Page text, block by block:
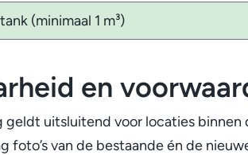
(minimaal 1 m³)
en
geldt uitsluitend voor locaties binnen
foto’s van de bestaande én de